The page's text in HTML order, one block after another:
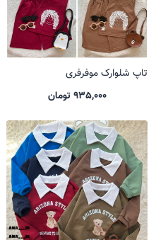
تاپ شلوارک موفرفری
935,000 تومان